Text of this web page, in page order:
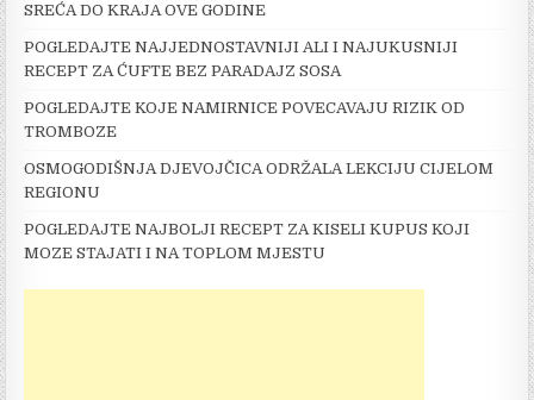
SREĆA DO KRAJA OVE GODINE
POGLEDAJTE NAJJEDNOSTAVNIJI ALI I NAJUKUSNIJI
RECEPT ZA ĆUFTE BEZ PARADAJZ SOSA
POGLEDAJTE KOJE NAMIRNICE POVECAVAJU RIZIK OD
TROMBOZE
OSMOGODIŠNJA DJEVOJČICA ODRŽALA LEKCIJU CIJELOM
REGIONU
POGLEDAJTE NAJBOLJI RECEPT ZA KISELI KUPUS KOJI
MOZE STAJATI I NA TOPLOM MJESTU